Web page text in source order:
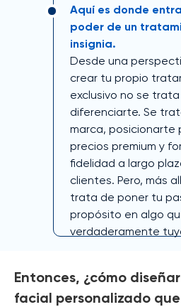
Aquí es donde
poder de un
insignia.
Desde una
crear tu propio
exclusivo no se
diferenciarte. Se
marca, posicionarte
precios premium y
fidelidad a largo
clientes. Pero, más
trata de poner tu
propósito en algo
verdaderamente
Entonces, ¿cómo
facial personalizado